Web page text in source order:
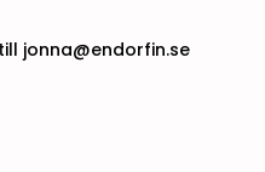
jonna@endorfin.se